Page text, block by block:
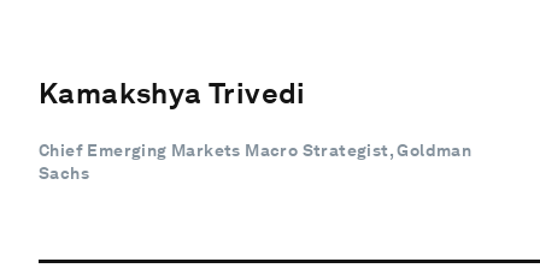
Kamakshya Trivedi
Chief Emerging Markets Macro Strategist, Goldman
Sachs